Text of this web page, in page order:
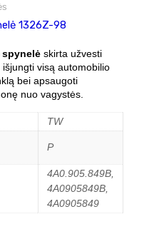
1326Z-98
skirta užvesti
visą automobilio
bei apsaugoti
nuo vagystės.
TW
P
4A0.905.849B,
4A0905849B,
4A0905849